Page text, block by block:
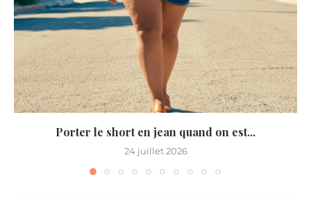
Porter le short en jean quand on est...
24 juillet 2026